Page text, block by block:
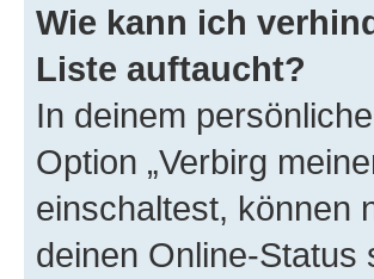
Wie kann ich
Liste auftaucht?
In deinem
Option „Verbirg
einschaltest, können
deinen Online-